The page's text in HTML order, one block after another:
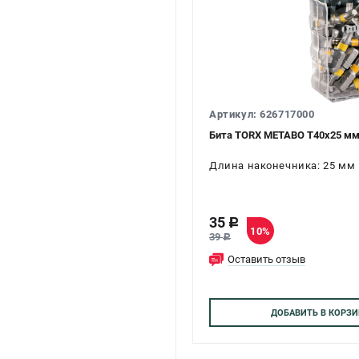
Артикул: 626717000
Бита TORX METABO Т40х25
Длина наконечника: 25 мм
35 c
39c
10%
Оставить отзыв
ДОБАВИТЬВ